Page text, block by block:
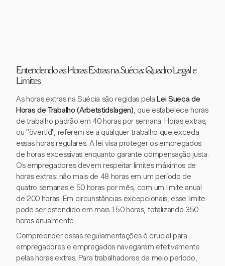
Entendendo as Horas Extras na Suécia: Quadro Legal e
Limites
As horas extras na Suécia são regidas pelaLei Sueca de
Horas de Trabalho (Arbetstidslagen), que estabelece horas
de trabalho padrão em 40 horas por semana. Horas extras,
ou "övertid", referem-se a qualquer trabalho que exceda
essas horas regulares. A lei visa proteger os empregados
de horas excessivas enquanto garante compensação justa.
Os empregadores devem respeitar limites máximos de
horas extras: não mais de 48 horas em um período de
quatro semanas e 50 horas por mês, com um limite anual
de 200 horas. Em circunstâncias excepcionais, esse limite
pode ser estendido em mais 150 horas, totalizando 350
horas anualmente.
Compreender essas regulamentações é crucial para
empregadores e empregados navegarem efetivamente
pelas horas extras. Para trabalhadores de meio período,